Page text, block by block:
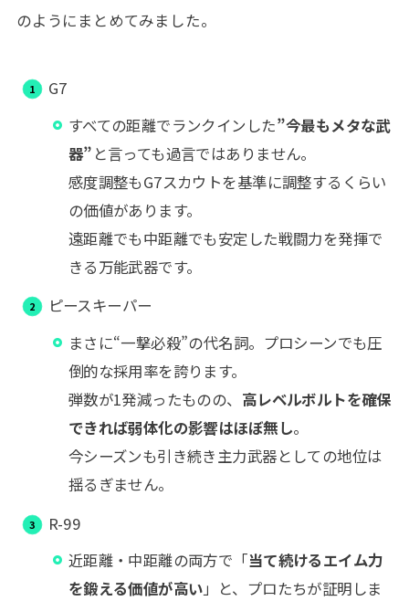
のようにまとめてみました。
G7
すべての距離でランクインした”今最もメタな武
器” と言っても過言ではありません。
感度調整もG7スカウトを基準に調整するくらい
の価値があります。
遠距離でも中距離でも安定した戦闘力を発揮で
きる万能武器です。
ピースキーパー
まさに“一撃必殺”の代名詞。プロシーンでも圧
倒的な採用率を誇ります。
弾数が1発減ったものの、 高レベルボルトを確保
できれば弱体化の影響はほぼ無し。
今シーズンも引き続き主力武器としての地位は
揺るぎません。
R-99
近距離・中距離の両方で「当て続けるエイム力
を鍛える価値が高い」と、プロたちが証明しま